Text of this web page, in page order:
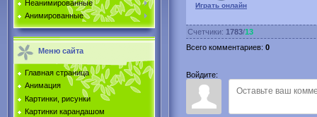
Неанимированные
Анимированные
Меню сайта
Главная страница
Анимация
Картинки, рисунки
Картинки карандашом
Играть онлайн
Счетчики: 1783/13
Всего комментариев: 0
Войдите: